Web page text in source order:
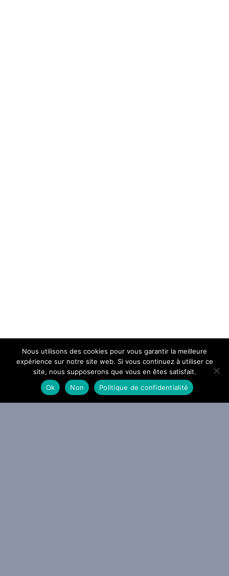
Nous utilisons des cookies pour vous garantir la meilleure
expérience sur notre site web. Si vous continuez à utiliser ce
site, nous supposerons que vous en êtes satisfait.
Ok
Non Politique de confidentialité